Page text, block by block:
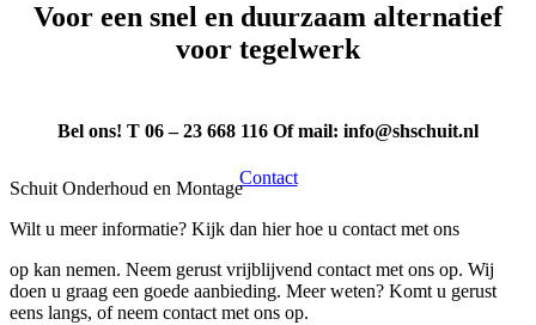
Voor een snel en duurzaam alternatief
voor tegelwerk
Bel ons! T 06 – 23 668 116 Of mail: info@shschuit.nl
Contact
Schuit Onderhoud en Montage
Wilt u meer informatie? Kijk dan hier hoe u contact met ons
op kan nemen. Neem gerust vrijblijvend contact met ons op. Wij
doen u graag een goede aanbieding. Meer weten? Komt u gerust
eens langs, of neem contact met ons op.